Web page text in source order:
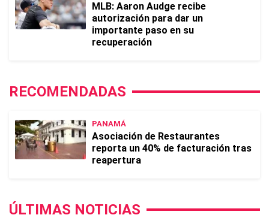
MLB: Aaron Audge recibe
autorización para dar un
importante paso en su
recuperación
RECOMENDADAS
PANAMÁ
Asociación de Restaurantes
reporta un 40% de facturación tras
reapertura
ÚLTIMAS NOTICIAS